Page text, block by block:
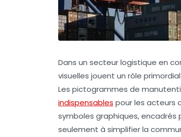
Dans un secteur logistique en
visuelles jouent un rôle
Les pictogrammes de
indispensables pour les acteurs
symboles graphiques, encadrés
seulement à simplifier la